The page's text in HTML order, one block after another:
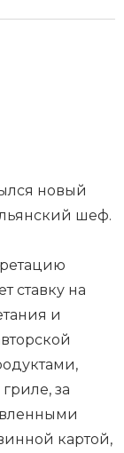
новый
шеф.
ставку на
и
за
картой,